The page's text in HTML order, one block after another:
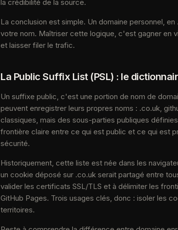
la crédibilité de la source.
La conclusion est simple. Un domaine personnel,
votre nom. Maîtriser cette logique, c'est gagner en
et laisser filer le trafic.
La Public Suffix List (PSL) : le
Un suffixe public, c'est une portion de nom de
peuvent enregistrer leurs propres noms : .co.uk,
classiques, mais des sous-parties publiques
frontière claire entre ce qui est public et ce qui est
sécurité.
Historiquement, cette liste est née dans les
un cookie déposé sur .co.uk serait partagé entre
valider les certificats SSL/TLS et à délimiter les
GitHub Pages. Trois usages clés, donc : isoler les
territoires.